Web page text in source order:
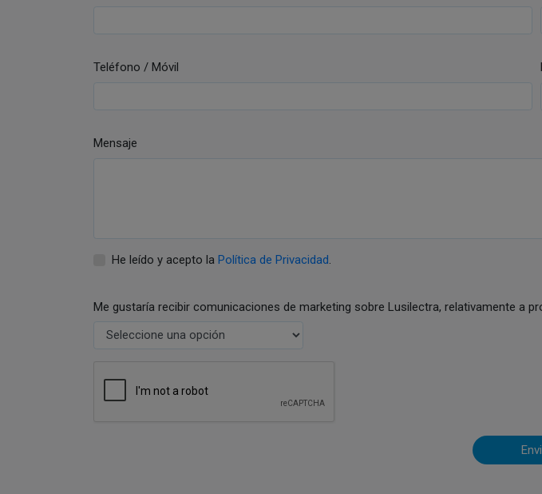
Teléfono / Móvil
Mensaje
He leído y acepto la Política de Privacidad.
Me gustaría recibir comunicaciones de marketing sobre Lusilectra, relativamente a